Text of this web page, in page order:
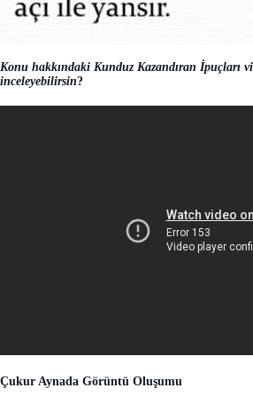
Konu hakkındaki Kunduz Kazandıran İpuçları
inceleyebilirsin?
Çukur Aynada Görüntü Oluşumu